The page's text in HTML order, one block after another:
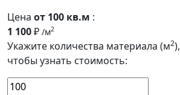
Цена от 100 кв.м :
1 100₽ /м2
Укажите количества материала (м2),
чтобы узнать стоимость: